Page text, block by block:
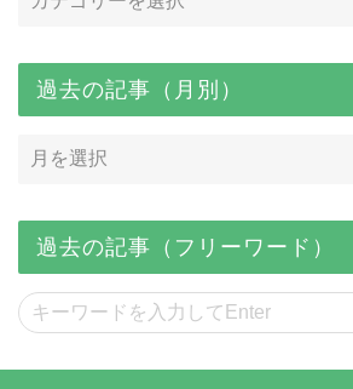
過去の記事（月別）
過去の記事（フリーワード）